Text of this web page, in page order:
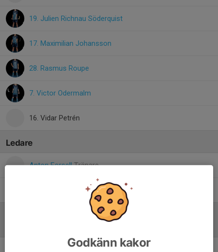
19. Julien Richnau Söderquist
17. Maximilian Johansson
28. Rasmus Roupe
7. Victor Odermalm
16. Vidar Petrén
Ledare
Anton ForsellTränare
Peter Bergstedt OlssonLagledare
Godkänn kakor